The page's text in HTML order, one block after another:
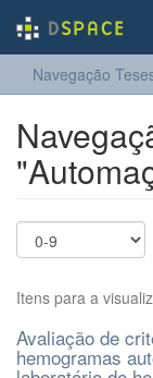
Navegação
Itens para a
Avaliação de
hemogramas